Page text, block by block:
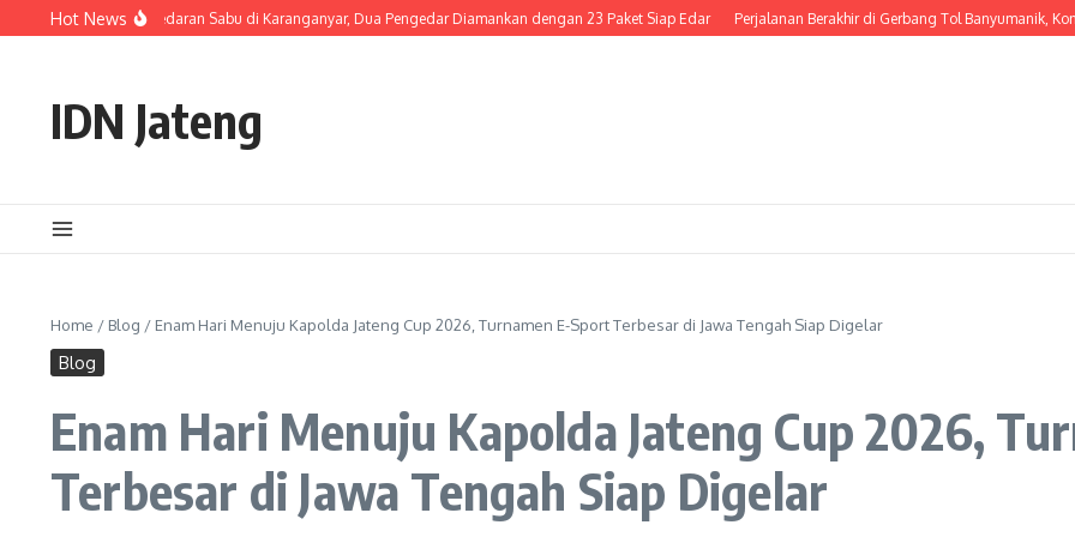
Skip to content
Hot News
Ungkap Peredaran Sabu di Karanganyar, Dua Pengedar Diamankan dengan 23 Paket Siap Edar Perjalanan Berakhir di Gerbang Tol Banyumanik,
IDN Jateng
Home / Blog / Enam Hari Menuju Kapolda Jateng Cup 2026, Turnamen E-Sport Terbesar di Jawa Tengah Siap Digelar
Blog
Enam Hari Menuju Kapolda Jateng Cup 2026,
Terbesar di Jawa Tengah Siap Digelar